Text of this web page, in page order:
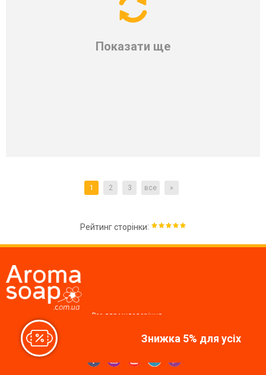
Показати ще
1 2 3 все »
Рейтинг сторінки:
Знижка 5% для усіх
Все для миловаріння,
Ми у соцмережах: